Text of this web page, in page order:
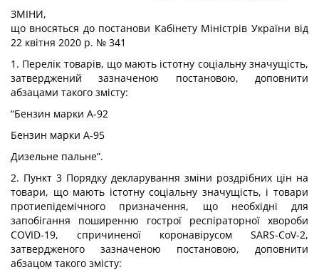
ЗМІНИ,
що вносяться до постанови Кабінету Міністрів України від
22 квітня 2020 р. № 341
1. Перелік товарів, що мають істотну соціальну значущість,
затверджений зазначеною постановою, доповнити
абзацами такого змісту:
“Бензин марки А-92
Бензин марки А-95
Дизельне пальне”.
2. Пункт 3 Порядку декларування зміни роздрібних цін на
товари, що мають істотну соціальну значущість, і товари
протиепідемічного призначення, що необхідні для
запобігання поширенню гострої респіраторної хвороби
COVID-19, спричиненої коронавірусом SARS-CoV-2,
затвердженого зазначеною постановою, доповнити
абзацом такого змісту: